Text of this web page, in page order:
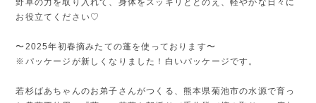
野草の力を取り入れて、身体をスッキリととのえ、軽やかな日々に
お役立てください♡
〜2025年初春摘みたての蓬を使っております〜
※パッケージが新しくなりました！白いパッケージです。
若杉ばあちゃんのお弟子さんがつくる、熊本県菊池市の水源で育っ